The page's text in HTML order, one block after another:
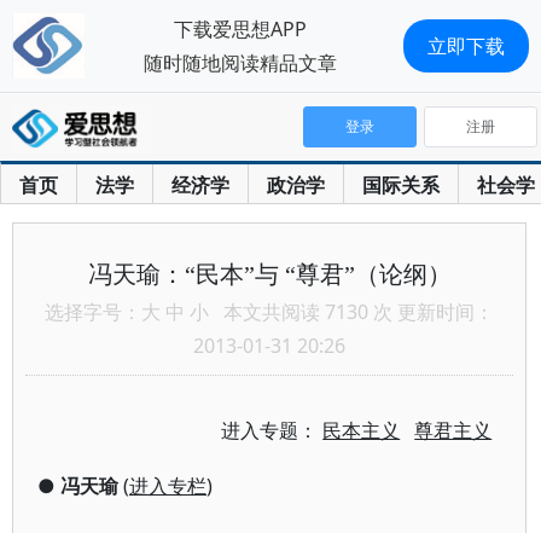
首页 法学 经济学 政治学 国际关系 社会学
登录 注册
冯天瑜：“民本”与 “尊君”（论纲）
选择字号： 大 中 小 本文共阅读 7130 次 更新时间：
2013-01-31 20:26
进入专题： 民本主义 尊君主义
● 冯天瑜(进入专栏)
下载爱思想APP
随时随地阅读精品文章
立即下载